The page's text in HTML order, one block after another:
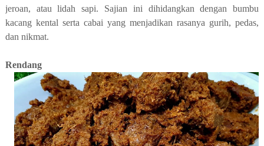
jeroan, atau lidah sapi. Sajian ini dihidangkan dengan bumbu
kacang kental serta cabai yang menjadikan rasanya gurih, pedas,
dan nikmat.
Rendang